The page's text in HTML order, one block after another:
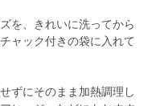
を、きれいに洗ってから
ャック付きの袋に入れて
ずにそのまま加熱調理し